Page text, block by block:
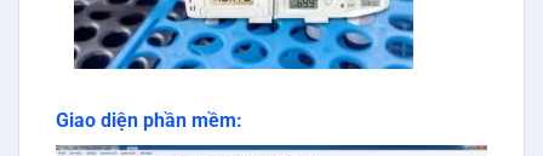
Giao diện phần mềm: